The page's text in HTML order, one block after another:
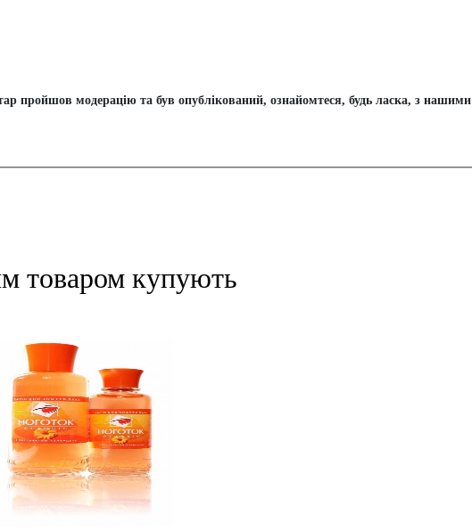
пройшов модерацію та був опублікований, ознайомтеся, будь ласка, з нашими
товаром купують